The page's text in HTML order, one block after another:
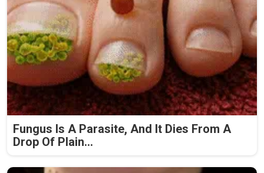
Fungus Is A Parasite, And It Dies From A
Drop Of Plain...